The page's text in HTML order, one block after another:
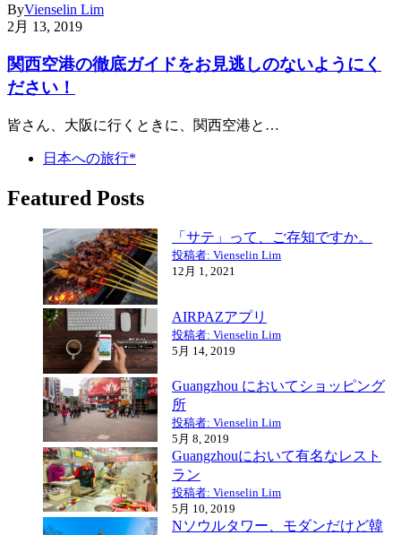
ByVienselin Lim
2月 13, 2019
関西空港の徹底ガイドをお見逃しのないようにく
ださい！
皆さん、大阪に行くときに、関西空港と…
日本への旅行*
Featured Posts
「サテ」って、ご存知ですか。
投稿者: Vienselin Lim
12月 1, 2021
AIRPAZアプリ
投稿者: Vienselin Lim
5月 14, 2019
Guangzhou においてショッピング
所
投稿者: Vienselin Lim
5月 8, 2019
Guangzhouにおいて有名なレスト
ラン
投稿者: Vienselin Lim
5月 10, 2019
Nソウルタワー、モダンだけど韓